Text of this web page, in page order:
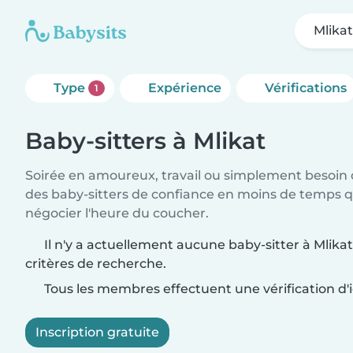
Mlikat
Type 1 Expérience Vérifications
Baby-sitters à Mlikat
Soirée en amoureux, travail ou simplement besoin
des baby-sitters de confiance en moins de temps
négocier l'heure du coucher.
Il n'y a actuellement aucune baby-sitter à
critères de recherche.
Tous les membres effectuent une vérification
Inscription gratuite